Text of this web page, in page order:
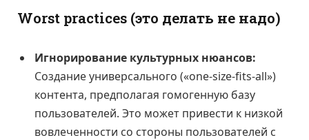
Worst practices (это делать не надо)
Игнорирование культурных нюансов:
Создание универсального («one-size-fits-all»)
контента, предполагая гомогенную базу
пользователей. Это может привести к низкой
вовлеченности со стороны пользователей с